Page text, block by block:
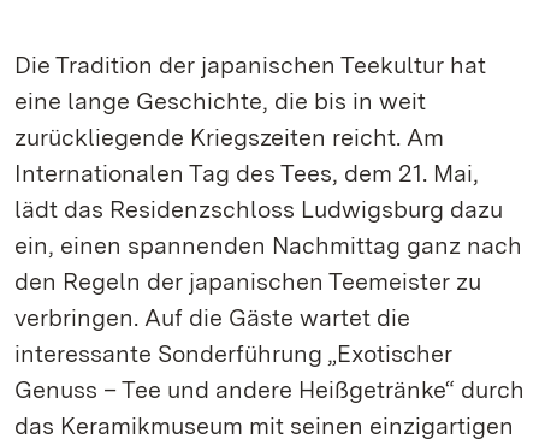
Die Tradition der japanischen Teekultur hat
eine lange Geschichte, die bis in weit
zurückliegende Kriegszeiten reicht. Am
Internationalen Tag des Tees, dem 21. Mai,
lädt das Residenzschloss Ludwigsburg dazu
ein, einen spannenden Nachmittag ganz nach
den Regeln der japanischen Teemeister zu
verbringen. Auf die Gäste wartet die
interessante Sonderführung „Exotischer
Genuss – Tee und andere Heißgetränke“ durch
das Keramikmuseum mit seinen einzigartigen